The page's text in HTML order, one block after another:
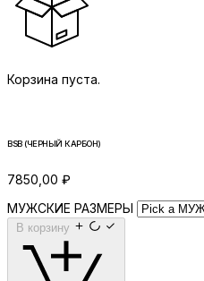
Корзина пуста.
BSB (ЧЕРНЫЙ КАРБОН)
7850,00 ₽
МУЖСКИЕ РАЗМЕРЫ
В корзину